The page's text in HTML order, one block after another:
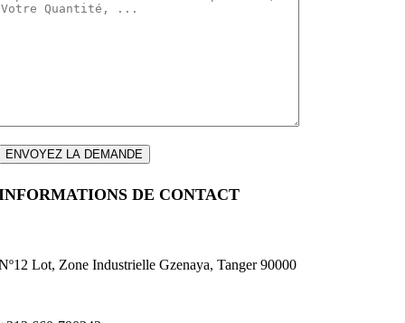
DE CONTACT
Lot, Zone Industrielle Gzenaya, Tanger 90000